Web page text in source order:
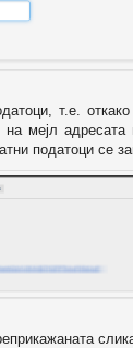
т.е.
на мејл
податоци се